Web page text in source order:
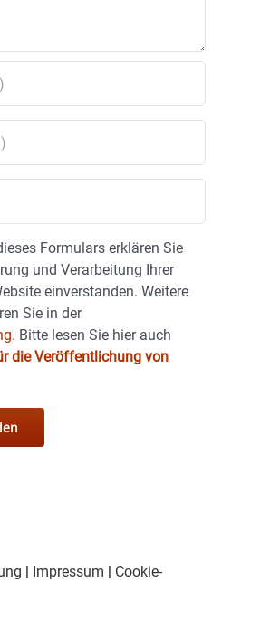
Formulars erklären Sie
und Verarbeitung Ihrer
einverstanden. Weitere
Sie in der
Bitte lesen Sie hier auch
die Veröffentlichung von
| Impressum | Cookie-